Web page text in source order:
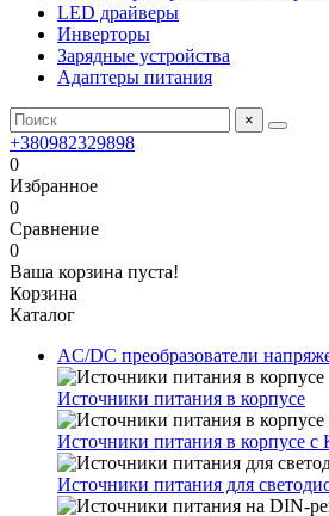
LED драйверы
Инверторы
Зарядные устройства
Адаптеры питания
×
+380982329898
0
Избранное
0
Сравнение
0
Ваша корзина пуста!
Корзина
Каталог
AC/DC преобразователи
Источники питания в корпусе
Источники питания в корпусе
Источники питания для